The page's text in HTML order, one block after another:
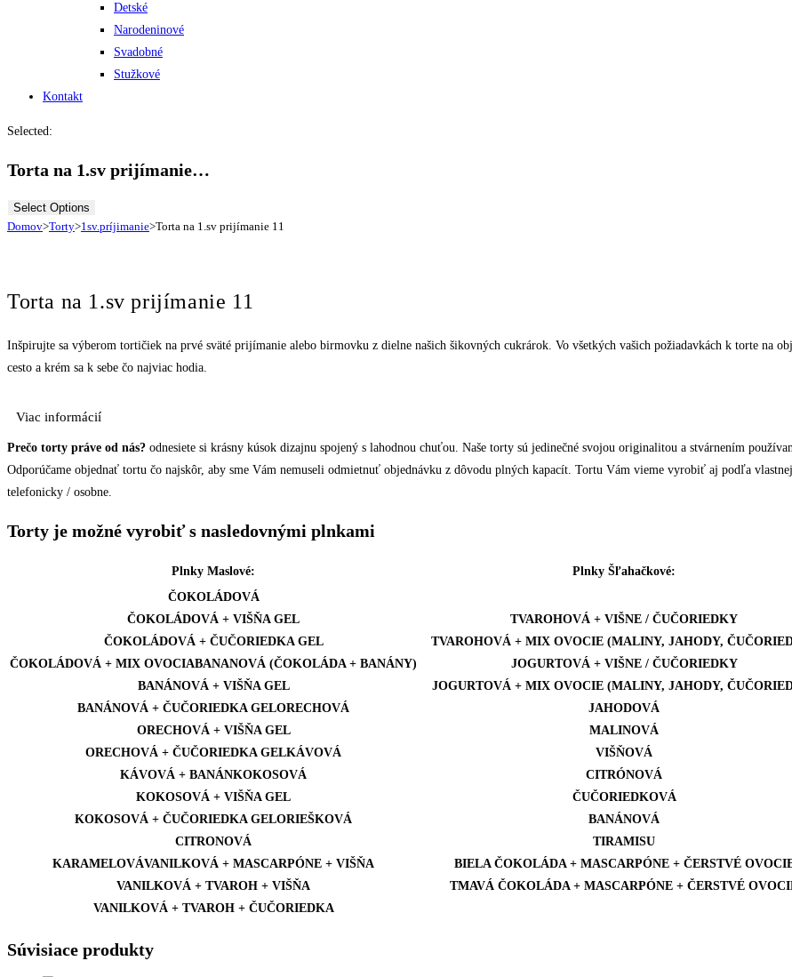
Detské
Narodeninové
Svadobné
Stužkové
Kontakt
Selected:
Torta na 1.sv prijímanie…
Select Options
Domov>Torty>1sv.príjimanie>Torta na 1.sv prijímanie 11
Torta na 1.sv prijímanie 11
Inšpirujte sa výberom tortičiek na prvé sväté prijímanie alebo birmovku z dielne našich šikovných cukrárok. Vo všetkých vašich požiadavkách k torte na
cesto a krém sa k sebe čo najviac hodia.
Viac informácií
Prečo torty práve od nás? odnesiete si krásny kúsok dizajnu spojený s lahodnou chuťou. Naše torty sú jedinečné svojou originalitou a stvárnením
Odporúčame objednať tortu čo najskôr, aby sme Vám nemuseli odmietnuť objednávku z dôvodu plných kapacít. Tortu Vám vieme vyrobiť aj podľa
telefonicky / osobne.
Torty je možné vyrobiť s nasledovnými plnkami
Plnky Maslové:
Plnky Šľahačkové:
ČOKOLÁDOVÁ
ČOKOLÁDOVÁ + VIŠŇA GEL
ČOKOLÁDOVÁ + ČUČORIEDKA GEL
ČOKOLÁDOVÁ + MIX OVOCIABANANOVÁ (ČOKOLÁDA + BANÁNY)
BANÁNOVÁ + VIŠŇA GEL
BANÁNOVÁ + ČUČORIEDKA GELORECHOVÁ
ORECHOVÁ + VIŠŇA GEL
ORECHOVÁ + ČUČORIEDKA GELKÁVOVÁ
KÁVOVÁ + BANÁNKOKOSOVÁ
KOKOSOVÁ + VIŠŇA GEL
KOKOSOVÁ + ČUČORIEDKA GELORIEŠKOVÁ
CITRONOVÁ
KARAMELOVÁVANILKOVÁ + MASCARPÓNE + VIŠŇA
VANILKOVÁ + TVAROH + VIŠŇA
VANILKOVÁ + TVAROH + ČUČORIEDKA
TVAROHOVÁ + VIŠNE / ČUČORIEDKY
TVAROHOVÁ + MIX OVOCIE (MALINY, JAHODY,
JOGURTOVÁ + VIŠNE / ČUČORIEDKY
JOGURTOVÁ + MIX OVOCIE (MALINY, JAHODY,
JAHODOVÁ
MALINOVÁ
VIŠŇOVÁ
CITRÓNOVÁ
ČUČORIEDKOVÁ
BANÁNOVÁ
TIRAMISU
BIELA ČOKOLÁDA + MASCARPÓNE + ČERSTVÉ
TMAVÁ ČOKOLÁDA + MASCARPÓNE + ČERSTVÉ
Súvisiace produkty